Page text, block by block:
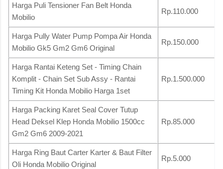
Harga Puli Tensioner Fan Belt Honda
Mobilio
Rp.110.000
Harga Pully Water Pump Pompa Air Honda
Mobilio Gk5 Gm2 Gm6 Original
Rp.150.000
Harga Rantai Keteng Set - Timing Chain
Komplit - Chain Set Sub Assy - Rantai
Timing Kit Honda Mobilio Harga 1set
Rp.1.500.000
Harga Packing Karet Seal Cover Tutup
Head Deksel Klep Honda Mobilio 1500cc
Gm2 Gm6 2009-2021
Rp.85.000
Harga Ring Baut Carter Karter & Baut Filter
Oli Honda Mobilio Original
Rp.5.000